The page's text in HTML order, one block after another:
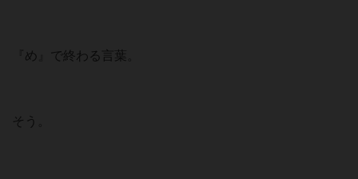
『め』で終わる言葉。
そう。